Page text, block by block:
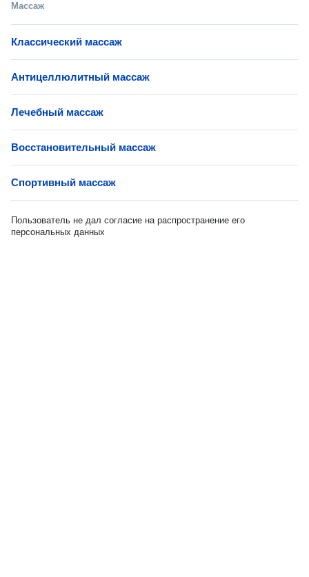
Массаж
Классический массаж
Антицеллюлитный массаж
Лечебный массаж
Восстановительный массаж
Спортивный массаж
Пользователь не дал согласие на распространение его
персональных данных